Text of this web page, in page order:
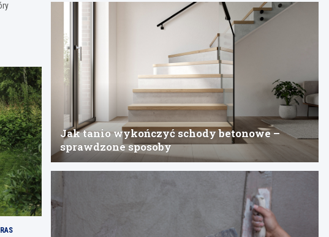
Jak tanio wykończyć schody betonowe –
sprawdzone sposoby